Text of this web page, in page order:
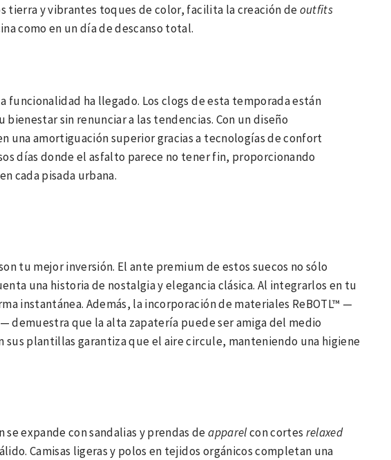
tierra y vibrantes toques de color, facilita la creación deoutfits
como en un día de descanso total.
funcionalidad ha llegado. Los clogs de esta temporada están
sin renunciar a las tendencias. Con un diseño
una amortiguación superior gracias a tecnologías de confort
días donde el asfalto parece no tener fin, proporcionando
cada pisada urbana.
tu mejor inversión. El ante premium de estos suecos no sólo
una historia de nostalgia y elegancia clásica. Al integrarlos en tu
instantánea. Además, la incorporación de materiales ReBOTL™ —
demuestra que la alta zapatería puede ser amiga del medio
sus plantillas garantiza que el aire circule, manteniendo una higiene
se expande con sandalias y prendas deapparelcon cortes relaxed
Camisas ligeras y polos en tejidos orgánicos completan una